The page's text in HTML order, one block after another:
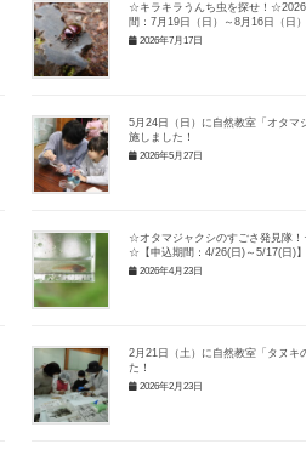
☆キラキラうんち虫を探せ！
間：7月19日（日）～8月16日（日）
2026年7月17日
5月24日（日）に自然教室「オタマ
施しました！
2026年5月27日
☆オタマジャクシのすごさ発見隊
☆【申込期間：4/26(日)～5/17(日)】
2026年4月23日
2月21日（土）に自然教室「タヌキ
た！
2026年2月23日